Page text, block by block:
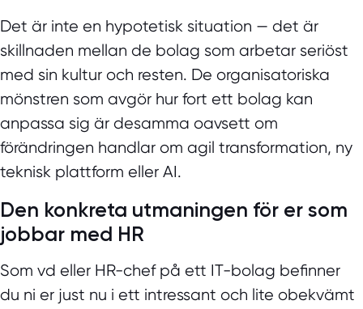
Det är inte en hypotetisk situation — det är
skillnaden mellan de bolag som arbetar seriöst
med sin kultur och resten. De organisatoriska
mönstren som avgör hur fort ett bolag kan
anpassa sig är desamma oavsett om
förändringen handlar om agil transformation, ny
teknisk plattform eller AI.
Den konkreta utmaningen för er som
jobbar med HR
Som vd eller HR-chef på ett IT-bolag befinner
du ni er just nu i ett intressant och lite obekvämt